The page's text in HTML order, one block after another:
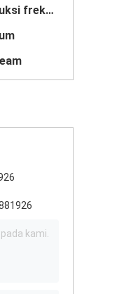
Peralatan pemanas induksi frekuensi menengah